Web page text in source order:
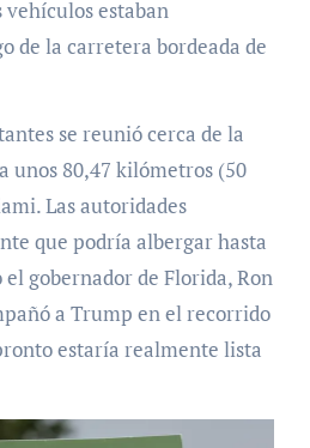
estaban
de la carretera bordeada de
se reunió cerca de la
unos 80,47 kilómetros (50
Las autoridades
que podría albergar hasta
gobernador de Florida, Ron
a Trump en el recorrido
estaría realmente lista